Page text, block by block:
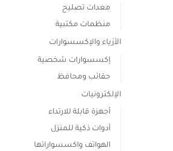
معدات تصليح
منظمات مكتبية
الأزياء والإكسسوارات
إكسسوارات شخصية
حقائب ومحافظ
الإلكترونيات
أجهزة قابلة للارتداء
أدوات ذكية للمنزل
الهواتف واكسسواراتها